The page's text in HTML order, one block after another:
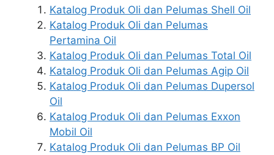
Katalog Produk Oli dan Pelumas Shell Oil
Katalog Produk Oli dan Pelumas
Pertamina Oil
Katalog Produk Oli dan Pelumas Total Oil
Katalog Produk Oli dan Pelumas Agip Oil
Katalog Produk Oli dan Pelumas Dupersol
Oil
Katalog Produk Oli dan Pelumas Exxon
Mobil Oil
Katalog Produk Oli dan Pelumas BP Oil